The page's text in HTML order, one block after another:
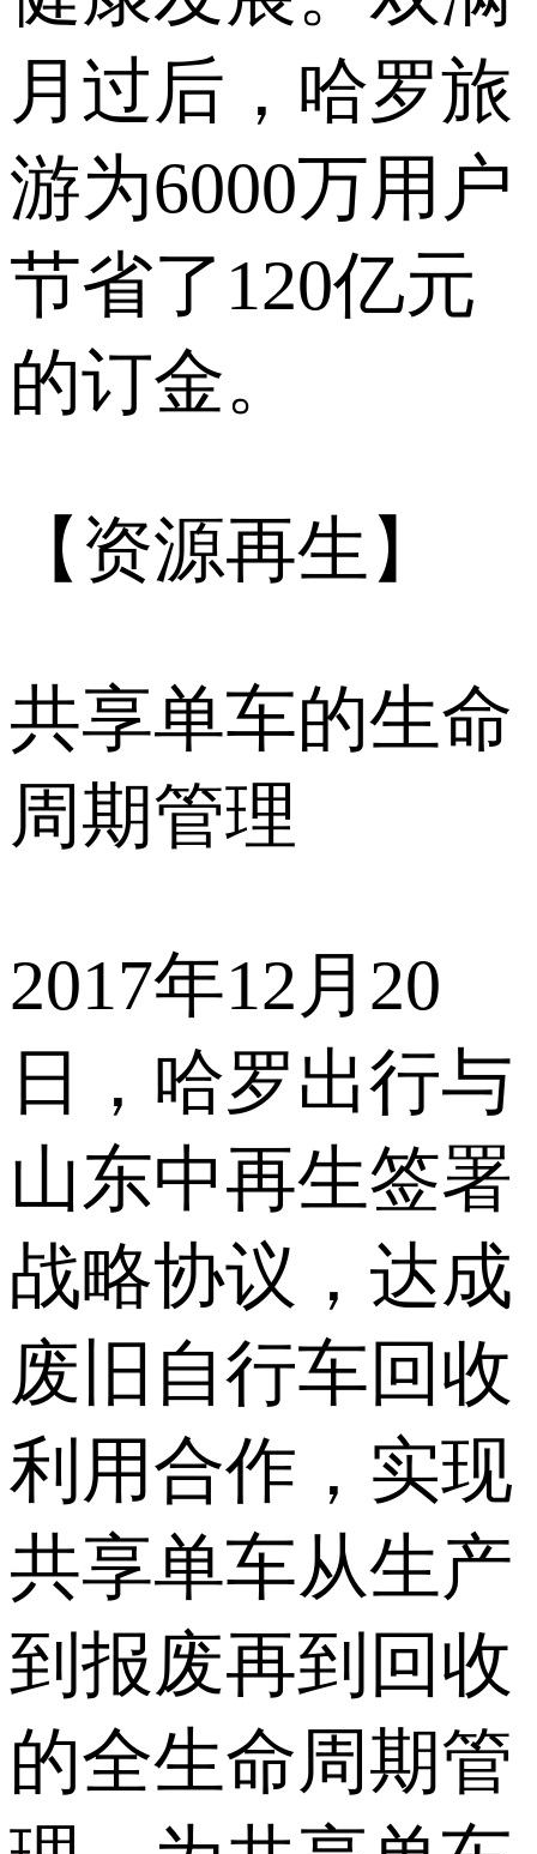
月过后，哈罗旅
游为6000万用户
节省了120亿元
的订金。
【资源再生】
共享单车的生命
周期管理
2017年12月20
日，哈罗出行与
山东中再生签署
战略协议，达成
废旧自行车回收
利用合作，实现
共享单车从生产
到报废再到回收
的全生命周期管